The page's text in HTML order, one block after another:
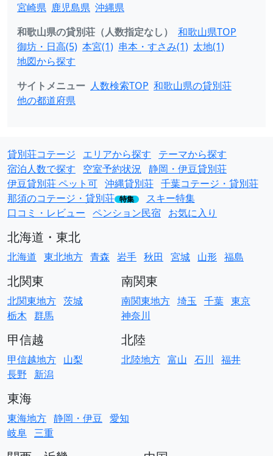
宮崎県 鹿児島県 沖縄県
和歌山県の貸別荘（人数指定なし）
和歌山県TOP
御坊・日高(5) 本宮(1) 串本・すさみ(1) 太地(1)
地図から探す
サイトメニュー 人数検索TOP 和歌山県の貸別荘
他の都道府県
貸別荘コテージ エリアから探す
テーマから探す
宿泊人数で探す
空室予約状況 静岡・伊豆貸別荘
伊豆貸別荘 ペット可 沖縄貸別荘 千葉コテージ・貸別荘
那須のコテージ・貸別荘 特集
スキー特集
口コミ・レビュー ペンション民宿 お気に入り
北海道・東北
北海道 東北地方 青森 岩手 秋田 宮城 山形 福島
北関東
北関東地方 茨城
栃木 群馬
南関東
南関東地方 埼玉 千葉 東京
神奈川
甲信越
甲信越地方 山梨
長野
新潟
北陸
北陸地方 富山 石川 福井
東海
東海地方 静岡・伊豆 愛知
岐阜 三重